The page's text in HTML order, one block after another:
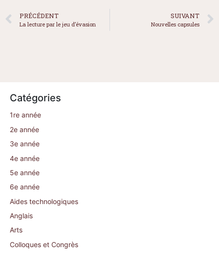
PRÉCÉDENT
La lecture par le jeu d’évasion
SUIVANT
Nouvelles capsules
Catégories
1re année
2e année
3e année
4e année
5e année
6e année
Aides technologiques
Anglais
Arts
Colloques et Congrès